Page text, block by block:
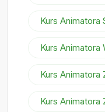
Kurs Animatora
Kurs Animatora
Kurs Animatora
Kurs Animatora